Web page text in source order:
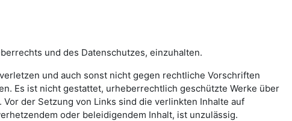
und des Datenschutzes, einzuhalten.
und auch sonst nicht gegen rechtliche Vorschriften
Es ist nicht gestattet, urheberrechtlich geschützte Werke über
der Setzung von Links sind die verlinkten Inhalte auf
oder beleidigendem Inhalt, ist unzulässig.